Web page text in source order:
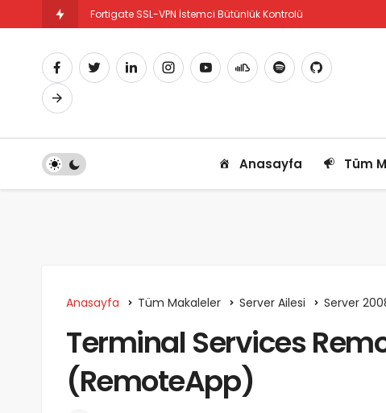
Fortigate SSL-VPN İstemci Bütünlük Kontrolü
Anasayfa Tüm
Anasayfa Tüm Makaleler Server Ailesi Server
Terminal Services
(RemoteApp)